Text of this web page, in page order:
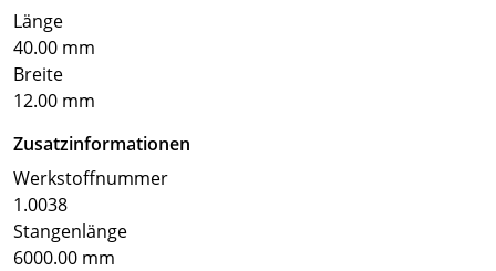
Länge
40.00 mm
Breite
12.00 mm
Zusatzinformationen
Werkstoffnummer
1.0038
Stangenlänge
6000.00 mm